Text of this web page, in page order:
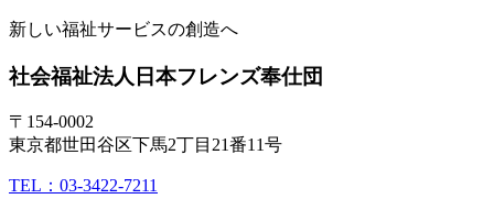
新しい福祉サービスの創造へ
社会福祉法人 日本フレンズ奉仕団
〒154-0002
東京都世田谷区下馬2丁目21番11号
TEL：03-3422-7211